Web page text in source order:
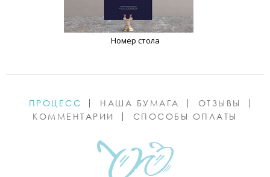
Номер стола
ПРОЦЕСС НАША БУМАГА
ОТЗЫВЫ
КОММЕНТАРИИ
СПОСОБЫ ОПЛАТЫ